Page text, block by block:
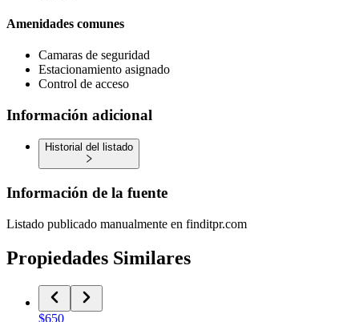
Amenidades comunes
Camaras de seguridad
Estacionamiento asignado
Control de acceso
Información adicional
Historial del listado
Información de la fuente
Listado publicado manualmente en finditpr.com
Propiedades Similares
$650